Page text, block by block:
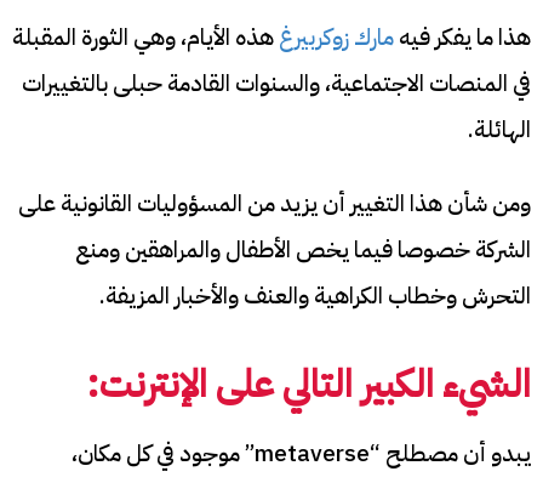
هذا ما يفكر فيهمارك زوكربيرغهذه الأيام، وهي الثورة المقبلة
في المنصات الاجتماعية، والسنوات القادمة حبلى بالتغييرات
الهائلة.
ومن شأن هذا التغيير أن يزيد من المسؤوليات القانونية على
الشركة خصوصا فيما يخص الأطفال والمراهقين ومنع
التحرش وخطاب الكراهية والعنف والأخبار المزيفة.
الشيء الكبير التالي على الإنترنت:
يبدو أن مصطلح “metaverse” موجود في كل مكان،